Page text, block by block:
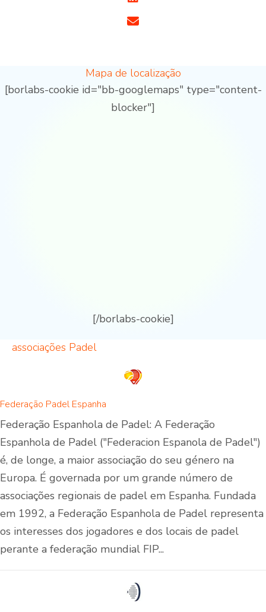
Mapa de localização
[borlabs-cookie id="bb-googlemaps" type="content-
blocker"]
[/borlabs-cookie]
associações Padel
Federação Padel Espanha
Federação Espanhola de Padel: A Federação
Espanhola de Padel ("Federacion Espanola de Padel")
é, de longe, a maior associação do seu género na
Europa. É governada por um grande número de
associações regionais de padel em Espanha. Fundada
em 1992, a Federação Espanhola de Padel representa
os interesses dos jogadores e dos locais de padel
perante a federação mundial FIP...